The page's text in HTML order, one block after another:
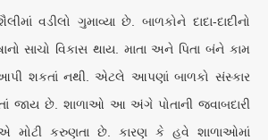
વડીલો ગુમાવ્યા છે. બાળકોને દાદા-દાદીનો
સાચો વિકાસ થાય. માતા અને પિતા બંને કામ
શકતાં નથી. એટલે આપણાં બાળકો સંસ્કાર
જાય છે. શાળાઓ આ અંગે પોતાની જવાબદારી
કરુણતા છે. કારણ કે હવે શાળાઓમાં